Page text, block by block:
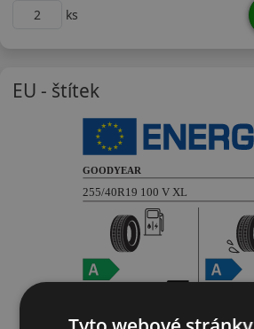
ks
EU - štítek